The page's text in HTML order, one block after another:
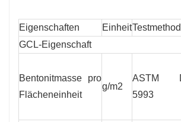
Eigenschaften Einheit
GCL-Eigenschaft
Bentonitmasse pro
Flächeneinheit
g/m2
ASTM
5993